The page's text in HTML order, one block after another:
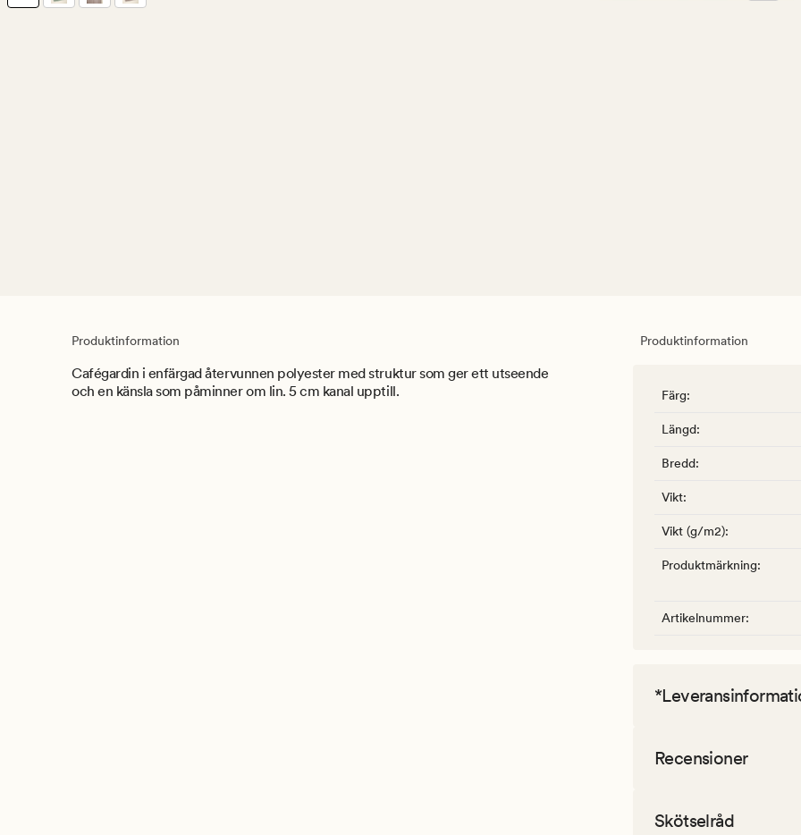
Produktinformation
Cafégardin i enfärgad återvunnen polyester med struktur som ger ett utseende
och en känsla som påminner om lin. 5 cm kanal upptill.
Produktinformation
Färg:
Längd:
Bredd:
Vikt:
Vikt (g/m2):
Produktmärkning:
Artikelnummer:
Recensioner
Skötselråd